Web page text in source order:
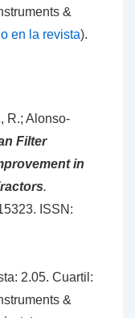
&
en la revista).
R.; Alonso-
Filter
in
.
ISSN:
2.05. Cuartil:
&